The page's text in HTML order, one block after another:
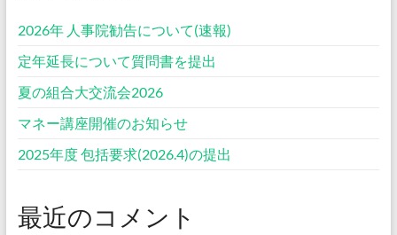
2026年 人事院勧告について(速報)
定年延長について質問書を提出
夏の組合大交流会2026
マネー講座開催のお知らせ
2025年度 包括要求(2026.4)の提出
最近のコメント